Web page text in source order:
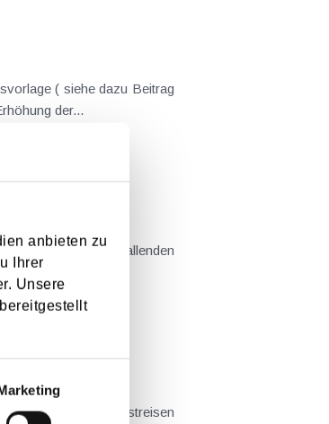
anbieten zu
Ihrer
Unsere
( siehe dazu Beitrag
bei der Erhöhung der...
stehen